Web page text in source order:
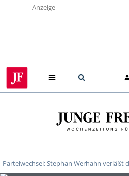
Anzeige
Parteiwechsel: Stephan Werhahn verläßt